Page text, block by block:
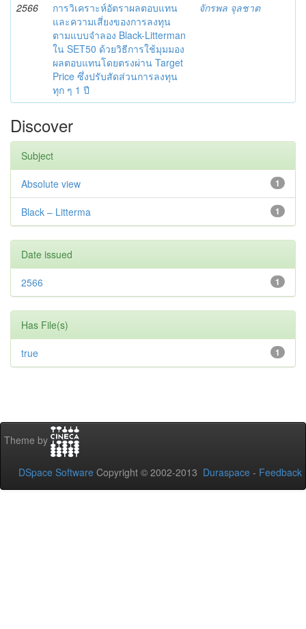
2566
การวิเคราะห์อัตราผลตอบแทน
และความเสี่ยงของการลงทุน
ตามแบบจำลอง Black-Litterman
ใน SET50 ด้วยวิธีการใช้มุมมอง
ผลตอบแทนโดยตรงผ่าน Target
Price ซึ่งปรับสัดส่วนการลงทุน
ทุก ๆ 1 ปี
จักรพล จุลชาต
Discover
Subject
1
Absolute view
1
Black – Litterma
Date issued
1
2566
Has File(s)
1
true
Theme by
DSpace Software Copyright © 2002-2013 Duraspace - Feedback